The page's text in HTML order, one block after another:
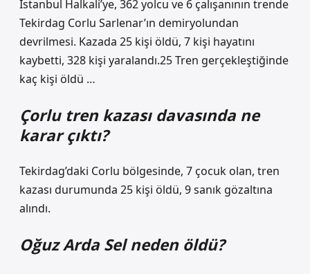
İstanbul Halkali’ye, 362 yolcu ve 6 çalışanının trende
Tekirdag Corlu Sarlenar’ın demiryolundan
devrilmesi. Kazada 25 kişi öldü, 7 kişi hayatını
kaybetti, 328 kişi yaralandı.25 Tren gerçekleştiğinde
kaç kişi öldü …
Çorlu tren kazası davasında ne
karar çıktı?
Tekirdag’daki Corlu bölgesinde, 7 çocuk olan, tren
kazası durumunda 25 kişi öldü, 9 sanık gözaltına
alındı.
Oğuz Arda Sel neden öldü?